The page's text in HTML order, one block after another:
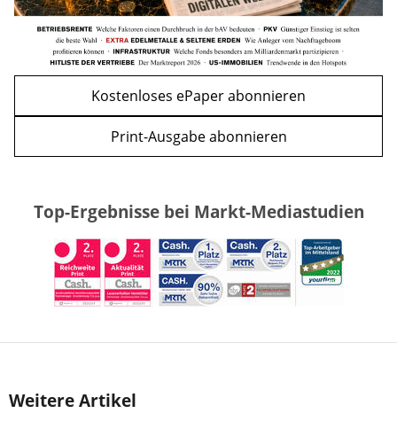
Kostenloses ePaper abonnieren
Print-Ausgabe abonnieren
Top-Ergebnisse bei Markt-Mediastudien
Weitere Artikel